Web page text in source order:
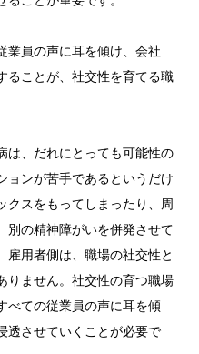
業員の声に耳を傾け、会社
ることが、社交性を育てる職
は、だれにとっても可能性の
ョンが苦手であるというだけ
クスをもってしまったり、周
別の精神障がいを併発させて
雇用者側は、職場の社交性と
りません。社交性の育つ職場
べての従業員の声に耳を傾
透させていくことが必要で